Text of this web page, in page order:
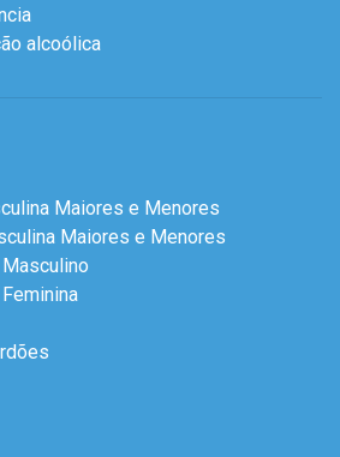
alcoólica
Maiores e Menores
Maiores e Menores